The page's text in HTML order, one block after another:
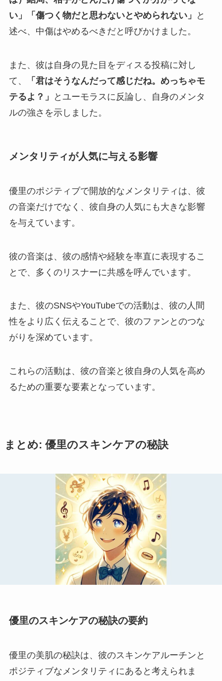
い」「傷つく物だと思わないとやめられない」
と
述べ、中傷はやめるべきだと呼びかけました。
また、彼は自身の見た目をディスる投稿に対し
て、
「君はそうなんだって感じだね。めっちゃモ
テるよ？」
とユーモラスに反論し、自身のメンタ
ルの強さを示しました。
メンタリティが人気に与える影響
優里のポジティブで開放的なメンタリティは、彼
の音楽だけでなく、彼自身の人気にも大きな影響
を与えています。
彼の音楽は、彼の感情や経験を率直に表現するこ
とで、多くのリスナーに共感を呼んでいます。
また、彼のSNSやYouTubeでの活動は、彼の人間
性をより広く伝えることで、彼のファンとのつな
がりを深めています。
これらの活動は、彼の音楽と彼自身の人気を高め
るための重要な要素となっています。
まとめ: 優里のスキンケアの秘訣
優里のスキンケアの秘訣の要約
優里の美肌の秘訣は、彼のスキンケアルーチンと
ポジティブなメンタリティにあると考えられま